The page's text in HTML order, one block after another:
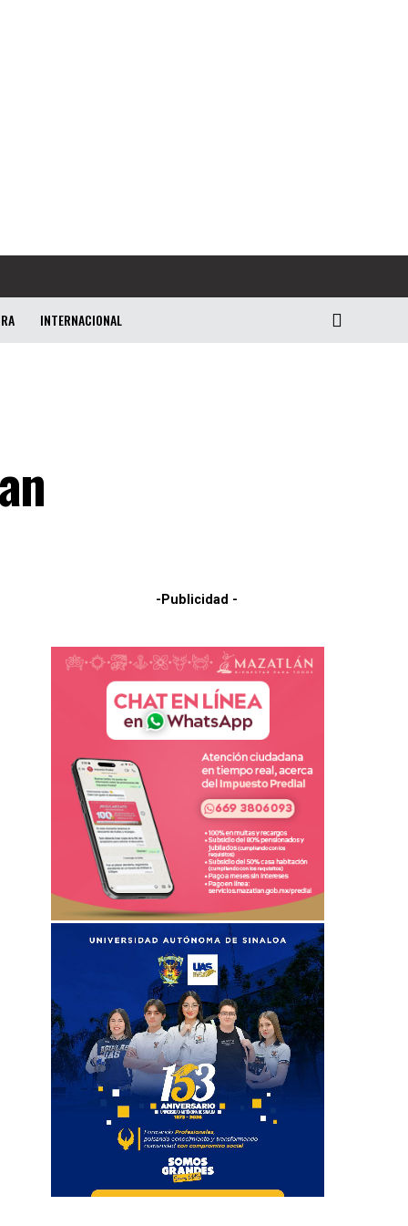
INTERNACIONAL
-Publicidad -